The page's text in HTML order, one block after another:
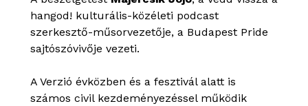
hangod! kulturális-közéleti podcast
szerkesztő-műsorvezetője, a Budapest Pride
sajtószóvivője vezeti.
A Verzió évközben és a fesztivál alatt is
számos civil kezdeményezéssel működik